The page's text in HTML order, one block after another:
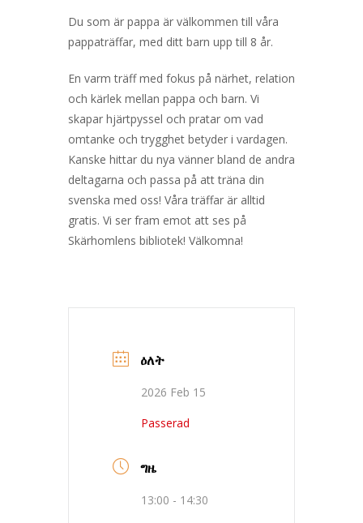
Du som är pappa är välkommen till våra
pappaträffar, med ditt barn upp till 8 år.
En varm träff med fokus på närhet, relation
och kärlek mellan pappa och barn. Vi
skapar hjärtpyssel och pratar om vad
omtanke och trygghet betyder i vardagen.
Kanske hittar du nya vänner bland de andra
deltagarna och passa på att träna din
svenska med oss! Våra träffar är alltid
gratis. Vi ser fram emot att ses på
Skärhomlens bibliotek! Välkomna!
ዕለት
2026 Feb 15
Passerad
ግዜ
13:00 - 14:30